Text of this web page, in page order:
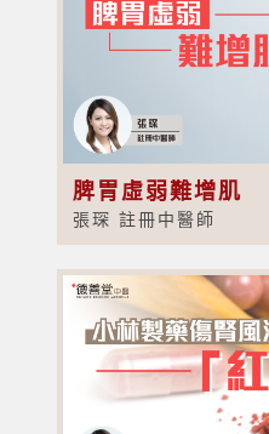
脾胃虛弱難增肌
張琛 註冊中醫師